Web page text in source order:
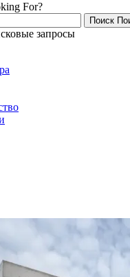
For?
Поиск
запросы